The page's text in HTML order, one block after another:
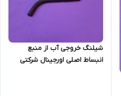
شیلنگ خروجی آب از منبع
انبساط اصلی اورجینال شرکتی